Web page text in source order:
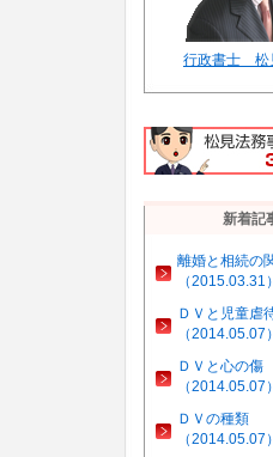
行政書士 松
新着記
離婚と相続の
（2015.03.31）
ＤＶと児童虐
（2014.05.07）
ＤＶと心の傷
（2014.05.07）
ＤＶの種類
（2014.05.07）